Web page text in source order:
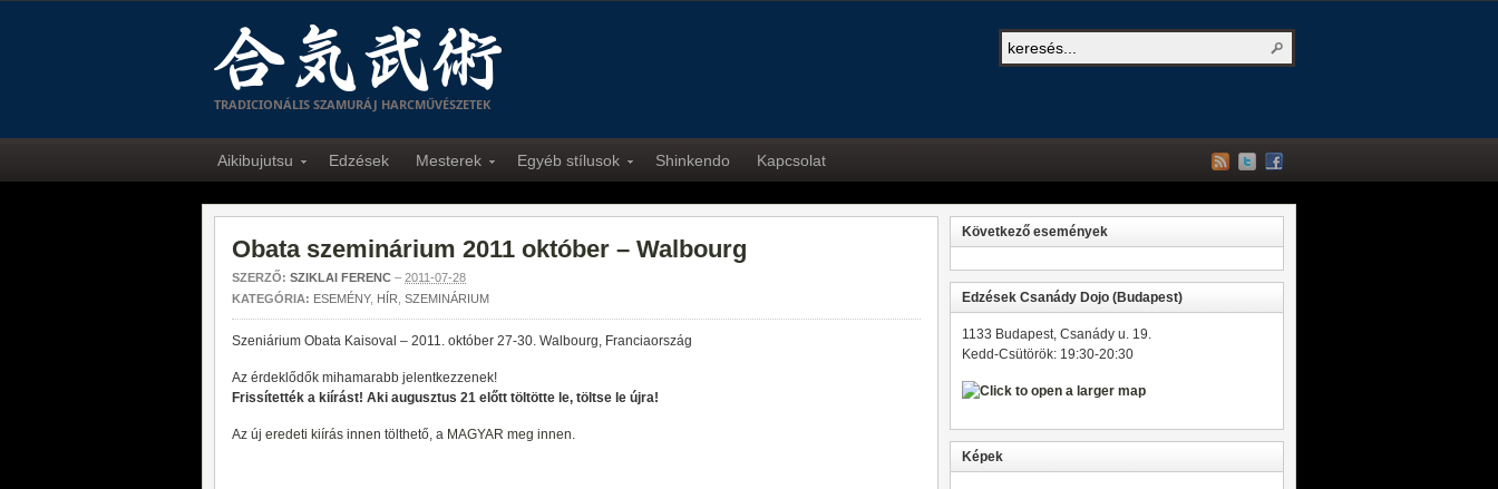
TRADICIONÁLIS SZAMURÁJ HARCMŰVÉSZETEK
Aikibujutsu Edzések Mesterek Egyéb stílusok Shinkendo Kapcsolat
Obata szeminárium 2011 október – Walbourg
SZERZŐ: SZIKLAI FERENC – 2011-07-28
KATEGÓRIA: ESEMÉNY, HÍR SZEMINÁRIUM
Szeniárium Obata Kaisoval – 2011. október 27-30. Walbourg, Franciaország
Az érdeklődők mihamarabb jelentkezzenek!
Frissítették a kiírást! Aki augusztus 21 előtt töltötte le, töltse le újra!
Az új eredeti kiírás innen tölthető, a MAGYAR meg innen.
Következő események
Edzések Csanády Dojo (Budapest)
1133 Budapest, Csanády u. 19.
Kedd-Csütörök: 19:30-20:30
Képek